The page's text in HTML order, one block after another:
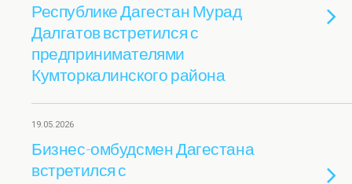
Республике Дагестан Мурад
Далгатов встретился с
предпринимателями
Кумторкалинского района
19.05.2026
Бизнес-омбудсмен Дагестана
встретился с